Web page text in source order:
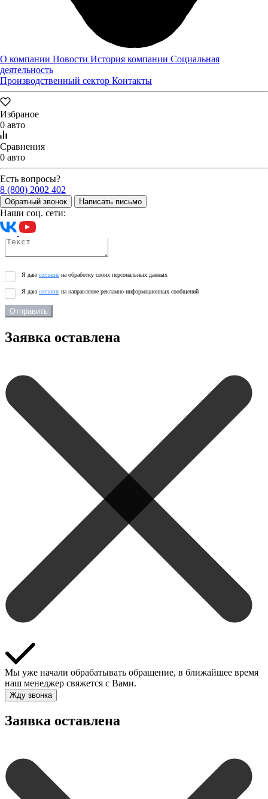
О компании Новости История компании Социальная
деятельность
Производственный сектор Контакты
Избраное
0 авто
Сравнения
0 авто
Есть вопросы?
8 (800) 2002 402
Обратный звонок Написать письмо
Наши соц. сети:
Оставьте нам контактные данные и наш менеджер свяжется с
вами
Я даю согласие на обработку своих персональных данных
Я даю согласие на направление рекламно-информационных сообщений
Отправить
Заявка оставлена
Мы уже начали обрабатывать обращение, в ближайшее время
наш менеджер свяжется с Вами.
Жду звонка
Заявка оставлена